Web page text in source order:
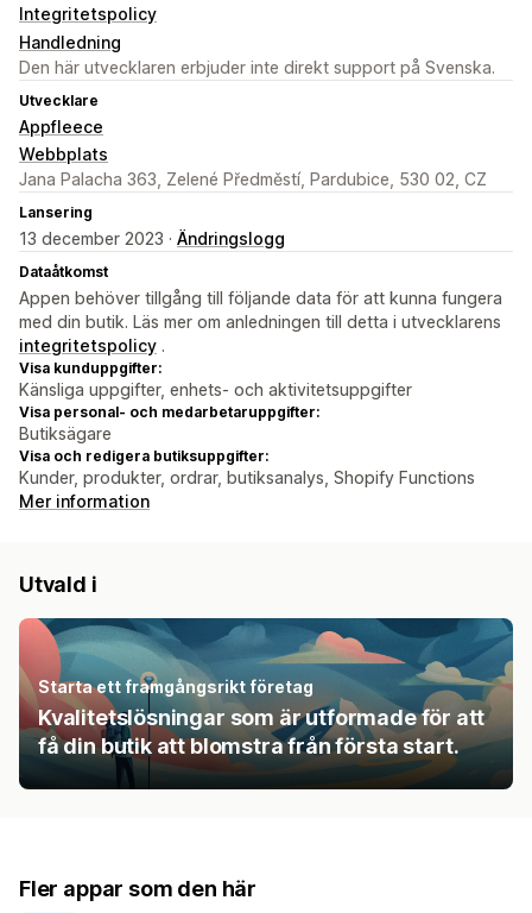
Integritetspolicy
Handledning
Den här utvecklaren erbjuder inte direkt support på Svenska.
Utvecklare
Appfleece
Webbplats
Jana Palacha 363, Zelené Předměstí, Pardubice, 530 02, CZ
Lansering
13 december 2023 · Ändringslogg
Dataåtkomst
Appen behöver tillgång till följande data för att kunna fungera
med din butik. Läs mer om anledningen till detta i utvecklarens
integritetspolicy .
Visa kunduppgifter:
Känsliga uppgifter, enhets- och aktivitetsuppgifter
Visa personal- och medarbetaruppgifter:
Butiksägare
Visa och redigera butiksuppgifter:
Kunder, produkter, ordrar, butiksanalys, Shopify Functions
Mer information
Utvald i
Starta ett framgångsrikt företag
Kvalitetslösningar som är utformade för att
få din butik att blomstra från första start.
Fler appar som den här